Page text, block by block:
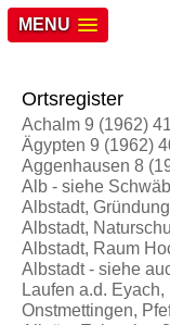
MENU
Ortsregister
Achalm 9 (1962)
Ägypten 9 (1962)
Aggenhausen 8
Alb - siehe
Albstadt,
Albstadt,
Albstadt, Raum
Albstadt - siehe
Laufen a.d.
Onstmettingen,